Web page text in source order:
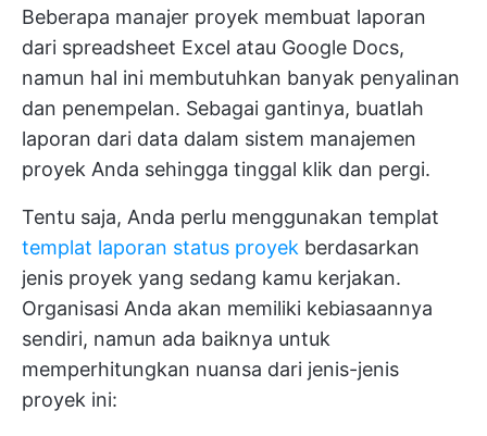
Beberapa manajer proyek membuat laporan
dari spreadsheet Excel atau Google Docs,
namun hal ini membutuhkan banyak penyalinan
dan penempelan. Sebagai gantinya, buatlah
laporan dari data dalam sistem manajemen
proyek Anda sehingga tinggal klik dan pergi.
Tentu saja, Anda perlu menggunakan templat
templat laporan status proyek berdasarkan
jenis proyek yang sedang kamu kerjakan.
Organisasi Anda akan memiliki kebiasaannya
sendiri, namun ada baiknya untuk
memperhitungkan nuansa dari jenis-jenis
proyek ini: